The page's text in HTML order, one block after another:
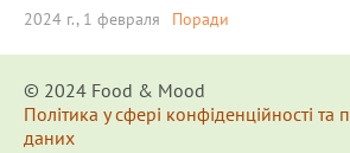
2024 г., 1 февраля Поради
© 2024 Food & Мood
Політика у сфері конфіденційності та
даних